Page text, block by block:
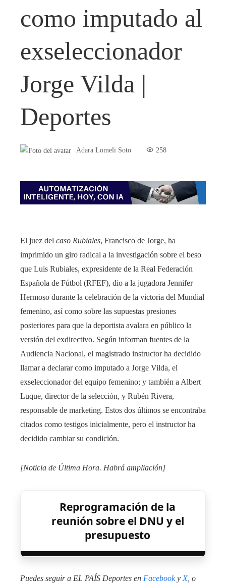
como imputado al
exseleccionador
Jorge Vilda |
Deportes
Adara Lomeli Soto 258
El juez del caso Rubiales, Francisco de Jorge, ha
imprimido un giro radical a la investigación sobre el beso
que Luis Rubiales, expresidente de la Real Federación
Española de Fútbol (RFEF), dio a la jugadora Jennifer
Hermoso durante la celebración de la victoria del Mundial
femenino, así como sobre las supuestas presiones
posteriores para que la deportista avalara en público la
versión del exdirectivo. Según informan fuentes de la
Audiencia Nacional, el magistrado instructor ha decidido
llamar a declarar como imputado a Jorge Vilda, el
exseleccionador del equipo femenino; y también a Albert
Luque, director de la selección, y Rubén Rivera,
responsable de marketing. Estos dos últimos se encontraba
citados como testigos inicialmente, pero el instructor ha
decidido cambiar su condición.
[Noticia de Última Hora. Habrá ampliación]
Reprogramación de la
reunión sobre el DNU y el
presupuesto
Puedes seguir a EL PAÍS Deportes en Facebooky X, o